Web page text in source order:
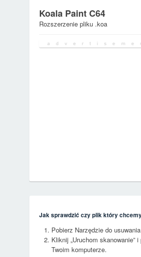
Koala Paint C64
Rozszerzenie pliku .koa
Jak sprawdzić czy plik który
Pobierz Narzędzie do
Kliknij „Uruchom skanowanie”
Twoim komputerze.